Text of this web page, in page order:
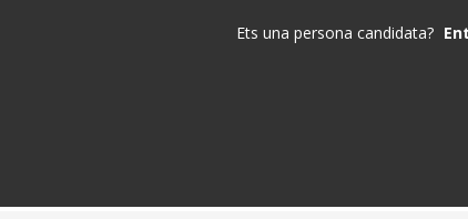
Ets una persona candidata?